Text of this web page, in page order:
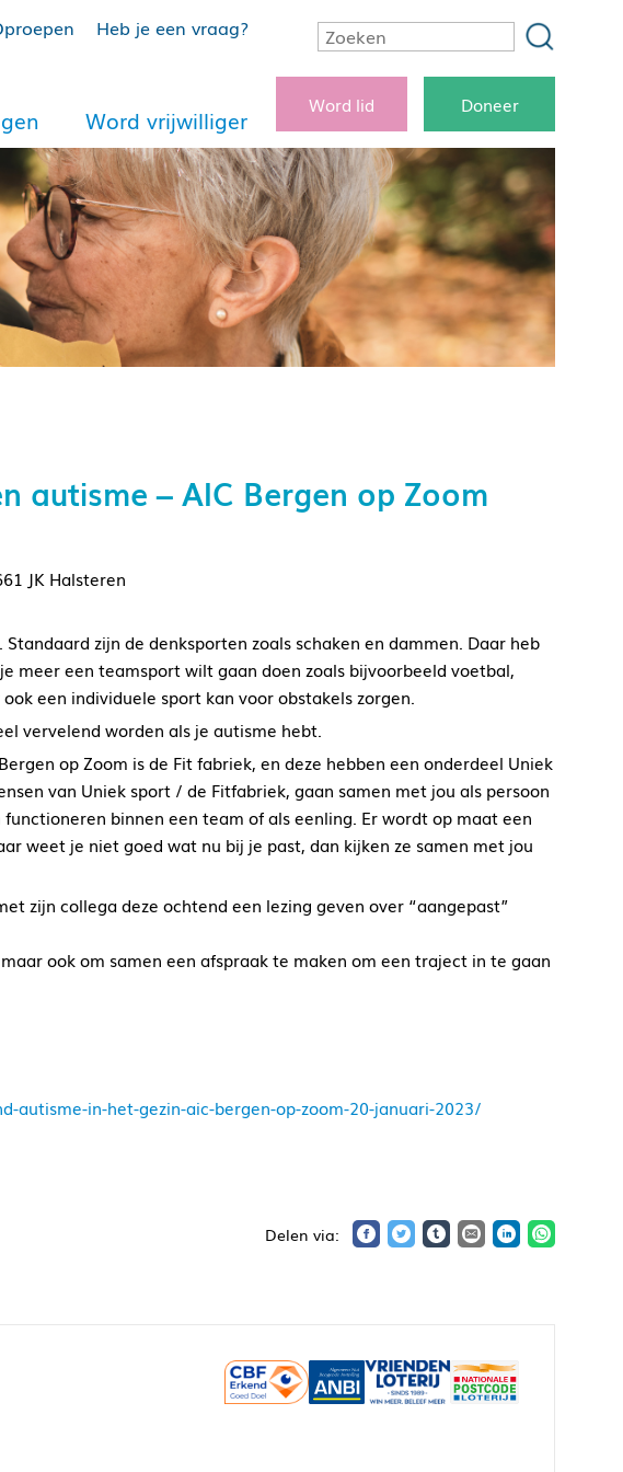
Heb je een vraag?
Word vrijwilliger
Word lid Doneer
autisme – AIC Bergen op Zoom
JK Halsteren
zijn de denksporten zoals schaken en dammen. Daar heb
meer een teamsport wilt gaan doen zoals bijvoorbeeld voetbal,
een individuele sport kan voor obstakels zorgen.
vervelend worden als je autisme hebt.
op Zoom is de Fit fabriek, en deze hebben een onderdeel Uniek
van Uniek sport / de Fitfabriek, gaan samen met jou als persoon
binnen een team of als eenling. Er wordt op maat een
weet je niet goed wat nu bij je past, dan kijken ze samen met jou
zijn collega deze ochtend een lezing geven over “aangepast”
ook om samen een afspraak te maken om een traject in te gaan
autisme-in-het-gezin-aic-bergen-op-zoom-20-januari-2023/